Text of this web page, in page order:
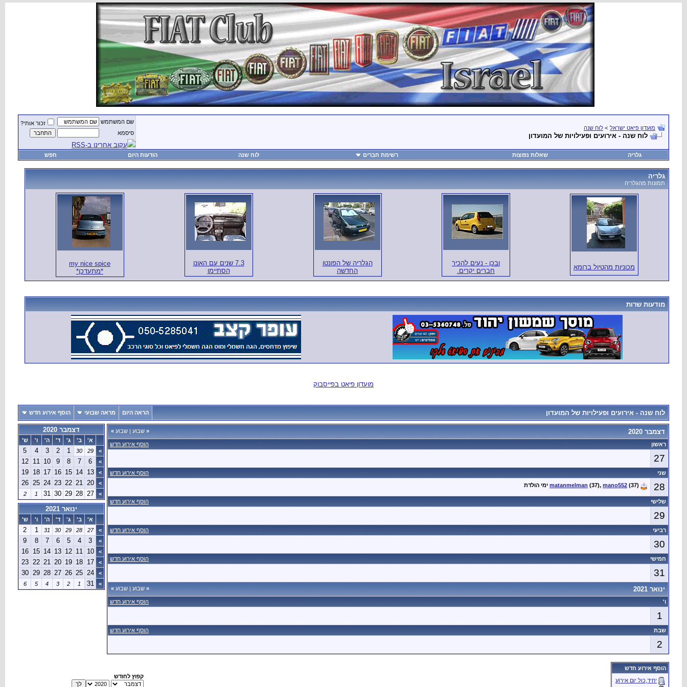
מועדון פיאט ישראל > לוח שנה
לוח שנה - אירועים ופעילויות של המועדון
שם המשתמש
זכור אותי?
סיסמא
עקוב אחרינו ב-RSS
גלריה שאלות נפוצות רשימת חברים לוח שנה הודעות היום חפש
גלריה
תמונות מהגלריה
מכוניות מהטיול ברומא
ובכן - נעים להכיר
חברים יקרים.
הגלריה של הפונטו
החדשה
7.3 שנים עם האונו
הסתיימו
my nice spice
*מתעדכן*
מודעות שרות
מועדון פיאט בפייסבוק
לוח שנה - אירועים ופעילויות של המועדון הראה היום מראה שבועי הוסף אירוע חדש
« שבוע | שבוע » דצמבר 2020
הוסף אירוע חדש ראשון
27
הוסף אירוע חדש שני
28
matanmelman (37), mano552 (37) ימי הולדת
הוסף אירוע חדש שלישי
29
הוסף אירוע חדש רביעי
30
הוסף אירוע חדש חמישי
31
« שבוע | שבוע » ינואר 2021
הוסף אירוע חדש ו'
1
הוסף אירוע חדש שבת
2
דצמבר 2020
א' ב' ג' ד' ה' ו'
ש'
>
29
30
1
2
3
4
5
>
6
7
8
9
10
11
12
>
13
14
15
16
17
18
19
>
20
21
22
23
24
25
26
>
27
28
29
30
31
1
2
ינואר 2021
א' ב' ג' ד' ה' ו'
ש'
>
27
28
29
30
31
1
2
>
3
4
5
6
7
8
9
>
10
11
12
13
14
15
16
>
17
18
19
20
21
22
23
>
24
25
26
27
28
29
30
>
31
1
2
3
4
5
6
הוסף אירוע חדש
יחיד,כול יום אירוע
קפוץ לחודש